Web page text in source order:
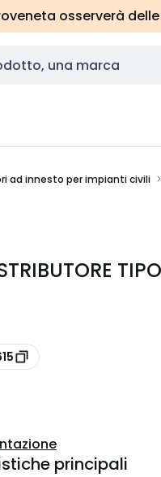
osserverà
ad innesto per impianti civili
principali